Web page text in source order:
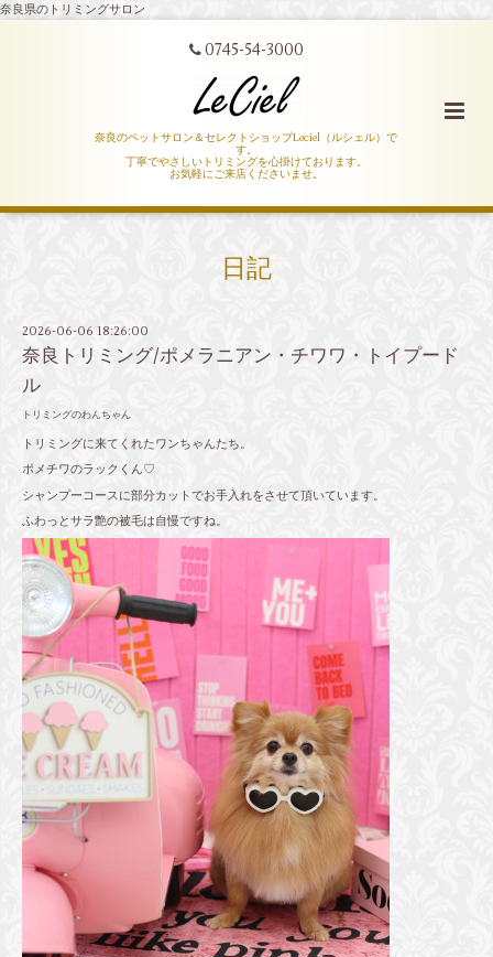
奈良県のトリミングサロン
0745-54-3000
奈良のペットサロン＆セレクトショップLeciel（ルシェル）で
す。
丁寧でやさしいトリミングを心掛けております。
お気軽にご来店くださいませ。
日記
2026-06-06 18:26:00
奈良トリミング/ポメラニアン・チワワ・トイプード
ル
トリミングのわんちゃん
トリミングに来てくれたワンちゃんたち。
ポメチワのラックくん♡
シャンプーコースに部分カットでお手入れをさせて頂いています。
ふわっとサラ艶の被毛は自慢ですね。